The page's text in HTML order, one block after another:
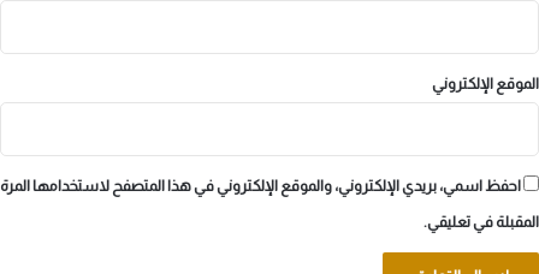
الموقع الإلكتروني
احفظ اسمي، بريدي الإلكتروني، والموقع الإلكتروني في هذا المتصفح لاستخدامها المرة
المقبلة في تعليقي.